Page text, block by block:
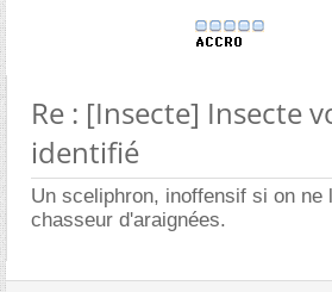
Re : [Insecte] Insecte
identifié
Un sceliphron, inoffensif si on ne
chasseur d'araignées.